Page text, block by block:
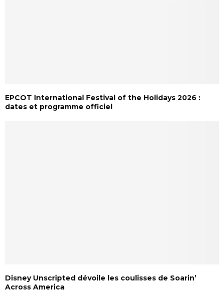
EPCOT International Festival of the Holidays 2026 :
dates et programme officiel
Disney Unscripted dévoile les coulisses de Soarin’
Across America